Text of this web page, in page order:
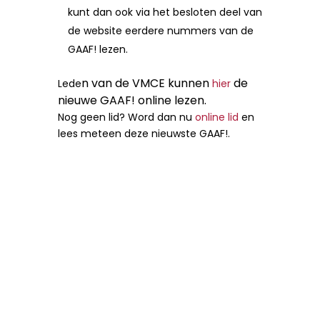
kunt dan ook via het besloten deel van
de website eerdere nummers van de
GAAF! lezen.
Leden van de VMCE kunnen hierde
nieuwe GAAF! online lezen.
Nog geen lid? Word dan nu online lid en
lees meteen deze nieuwste GAAF!.